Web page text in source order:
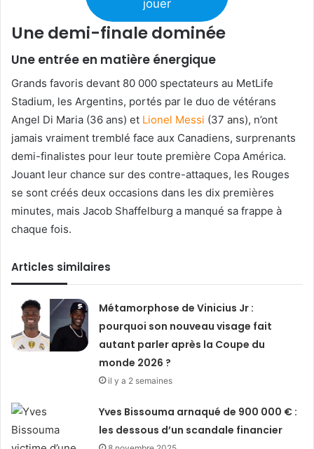
jouer
Une demi-finale dominée
Une entrée en matière énergique
Grands favoris devant 80 000 spectateurs au MetLife
Stadium, les Argentins, portés par le duo de vétérans
Angel Di Maria (36 ans) et Lionel Messi (37 ans), n’ont
jamais vraiment tremblé face aux Canadiens, surprenants
demi-finalistes pour leur toute première Copa América.
Jouant leur chance sur des contre-attaques, les Rouges
se sont créés deux occasions dans les dix premières
minutes, mais Jacob Shaffelburg a manqué sa frappe à
chaque fois.
Articles similaires
Métamorphose de Vinicius Jr :
pourquoi son nouveau visage fait
autant parler après la Coupe du
monde 2026 ?
il y a 2 semaines
Yves Bissouma arnaqué de 900 000 € :
les dessous d’un scandale financier